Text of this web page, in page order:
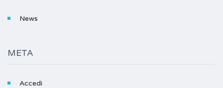
News
META
Accedi